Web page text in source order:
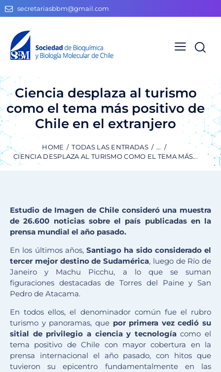
secretariasbbm@gmail.com
Ciencia desplaza al turismo
como el tema más positivo de
Chile en el extranjero
HOME TODAS LAS ENTRADAS
...
CIENCIA DESPLAZA AL TURISMO COMO EL TEMA MÁS...
Estudio de Imagen de Chile consideró una muestra
de 26.600 noticias sobre el país publicadas en la
prensa mundial el año pasado.
En los últimos años,Santiago ha sido considerado el
tercer mejor destino de Sudamérica, luego de Río de
Janeiro y Machu Picchu, a lo que se suman
figuraciones destacadas de Torres del Paine y San
Pedro de Atacama.
En todos ellos, el denominador común fue el rubro
turismo y panoramas, que por primera vez cedió su
sitial de privilegio a ciencia y tecnologíacomo el
tema positivo de Chile con mayor cobertura en la
prensa internacional el año pasado, con hitos que
tuvieron su epicentro fundamentalmente en las